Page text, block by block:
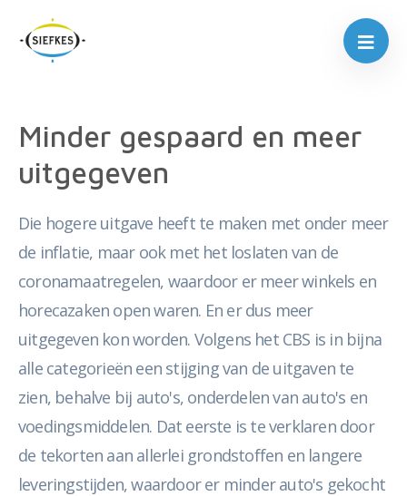
Minder gespaard en meer
uitgegeven
Die hogere uitgave heeft te maken met onder meer
de inflatie, maar ook met het loslaten van de
coronamaatregelen, waardoor er meer winkels en
horecazaken open waren. En er dus meer
uitgegeven kon worden. Volgens het CBS is in bijna
alle categorieën een stijging van de uitgaven te
zien, behalve bij auto's, onderdelen van auto's en
voedingsmiddelen. Dat eerste is te verklaren door
de tekorten aan allerlei grondstoffen en langere
leveringstijden, waardoor er minder auto's gekocht